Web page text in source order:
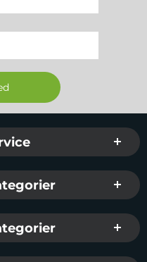
och länkar